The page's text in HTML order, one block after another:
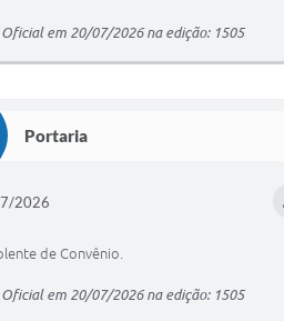
em 20/07/2026 na edição: 1505
Portaria
2026
de Convênio.
em 20/07/2026 na edição: 1505